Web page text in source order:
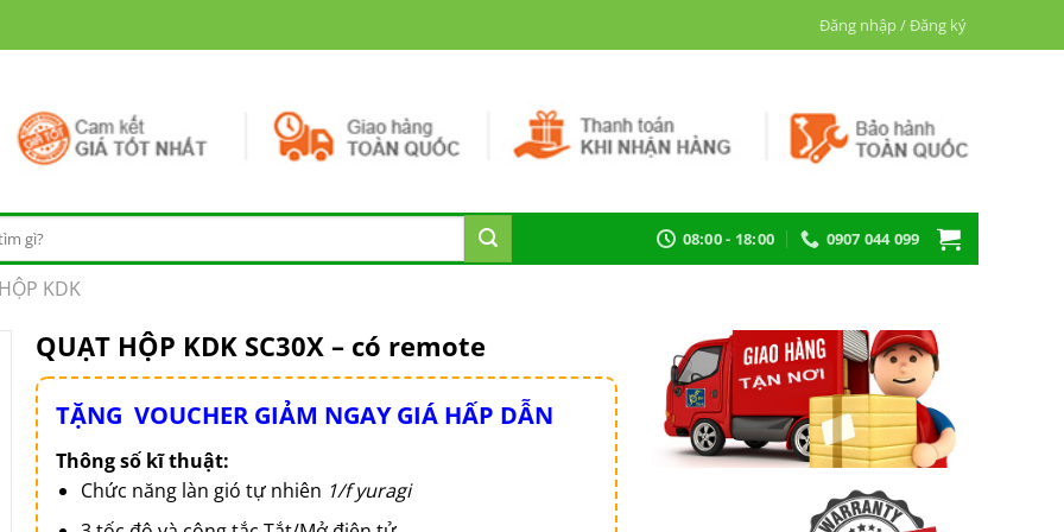
Đăng nhập / Đăng ký
08:00 - 18:00 0907 044 099
KDK
QUẠT HỘP KDK SC30X – có remote
TẶNG VOUCHER GIẢM NGAY GIÁ HẤP DẪN
Thông số kĩ thuật:
Chức năng làn gió tự nhiên 1/f yuragi